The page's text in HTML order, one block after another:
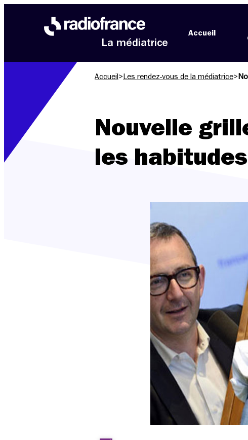
La médiatrice
Accueil
Accueil > Les rendez-vous de la médiatrice>
Nouvelle
les